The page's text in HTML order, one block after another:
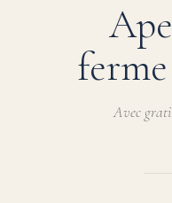
ferme
Avec